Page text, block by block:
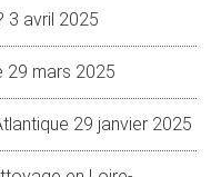
3 avril 2025
29 mars 2025
29 janvier 2025